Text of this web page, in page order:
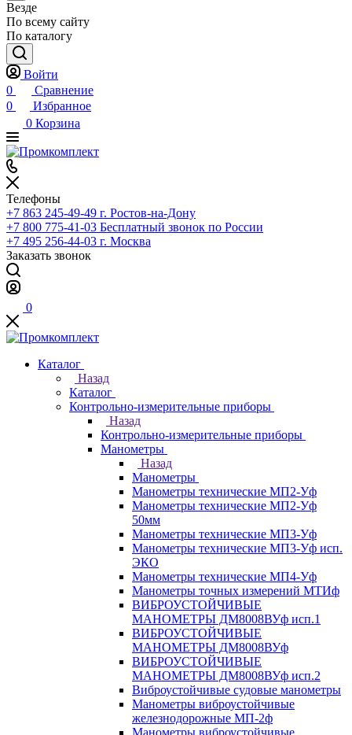
Везде
По всему сайту
По каталогу
Войти
0
Сравнение
0
Избранное
0 Корзина
Телефоны
+7 863 245-49-49 г. Ростов-на-Дону
+7 800 775-41-03 Бесплатный звонок по России
+7 495 256-44-03 г. Москва
Заказать звонок
0
Каталог
Назад
Каталог
Контрольно-измерительные приборы
Назад
Контрольно-измерительные приборы
Манометры
Назад
Манометры
Манометры технические МП2-Уф
Манометры технические МП2-Уф
50мм
Манометры технические МП3-Уф
Манометры технические МП3-Уф исп.
ЭКО
Манометры технические МП4-Уф
Манометры точных измерений МТИф
ВИБРОУСТОЙЧИВЫЕ
МАНОМЕТРЫ ДМ8008ВУф исп.1
ВИБРОУСТОЙЧИВЫЕ
МАНОМЕТРЫ ДМ8008ВУф
ВИБРОУСТОЙЧИВЫЕ
МАНОМЕТРЫ ДМ8008ВУф исп.2
Виброустойчивые судовые манометры
Манометры виброустойчивые
железнодорожные МП-2ф
Манометры виброустойчивые